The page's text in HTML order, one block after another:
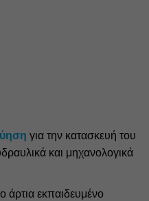
για την κατασκευή του
και μηχανολογικά
άρτια εκπαιδευμένο